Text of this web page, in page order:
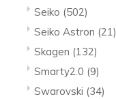
Seiko (502)
Seiko Astron (21)
Skagen (132)
Smarty2.0 (9)
Swarovski (34)